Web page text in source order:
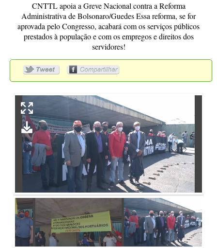
CNTTL apoia a Greve Nacional contra a Reforma
Administrativa de Bolsonaro/Guedes Essa reforma, se for
aprovada pelo Congresso, acabará com os serviços públicos
prestados à população e com os empregos e direitos dos
servidores!